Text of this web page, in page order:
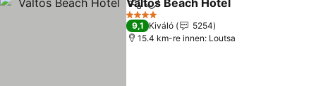
Megosztás
Hozzáadás a kedvencekhez
Valtos Beach Hotel
4 Kategória
9,1 Kiváló
5254
15.4 km-re innen: Loutsa